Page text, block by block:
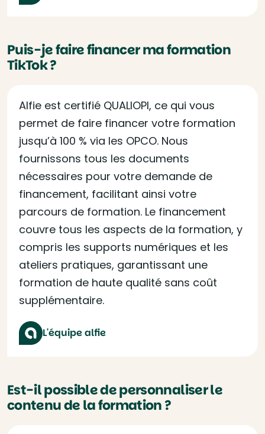
Puis-je faire financer ma formation
TikTok ?
Alfie est certifié QUALIOPI, ce qui vous
permet de faire financer votre formation
jusqu’à 100 % via les OPCO. Nous
fournissons tous les documents
nécessaires pour votre demande de
financement, facilitant ainsi votre
parcours de formation. Le financement
couvre tous les aspects de la formation, y
compris les supports numériques et les
ateliers pratiques, garantissant une
formation de haute qualité sans coût
supplémentaire.
L'équipe alfie
Est-il possible de personnaliser le
contenu de la formation ?